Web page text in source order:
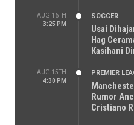
AUG 16TH
3:25 PM
SOCCER
Usai
Hag
Kasihani
AUG 15TH
4:30 PM
PREMIER
Rumor
Cristiano